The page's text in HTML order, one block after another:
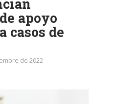
apoyo
casos de
de 2022